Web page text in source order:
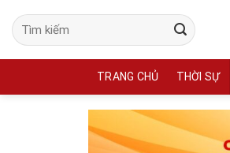
content
TRANG CHỦ THỜI SỰ